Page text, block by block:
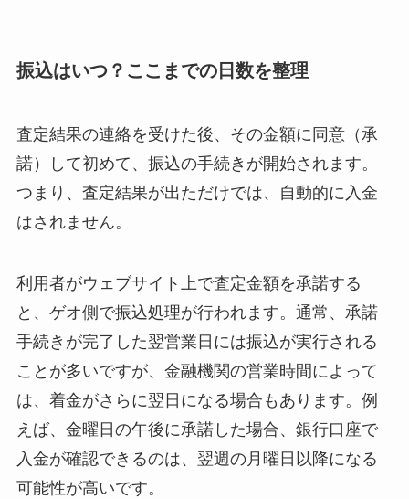
振込はいつ？ここまでの日数を整理
査定結果の連絡を受けた後、その金額に同意（承
諾）して初めて、振込の手続きが開始されます。
つまり、査定結果が出ただけでは、自動的に入金
はされません。
利用者がウェブサイト上で査定金額を承諾する
と、ゲオ側で振込処理が行われます。通常、承諾
手続きが完了した翌営業日には振込が実行される
ことが多いですが、金融機関の営業時間によって
は、着金がさらに翌日になる場合もあります。例
えば、金曜日の午後に承諾した場合、銀行口座で
入金が確認できるのは、翌週の月曜日以降になる
可能性が高いです。